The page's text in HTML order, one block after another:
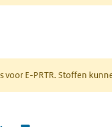
voor E-PRTR. Stoffen